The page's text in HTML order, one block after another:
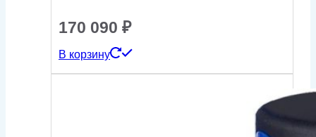
170 090 ₽
В корзину